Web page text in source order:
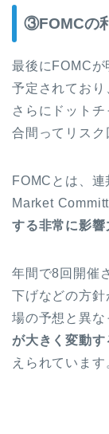
③FOMCの
最後にFOMC
予定されており
さらにドット
合間ってリスク
FOMCとは、 連
Market
する非常に影
年間で8回開催
下げなどの方
場の予想と異
が大きく変動
えられています